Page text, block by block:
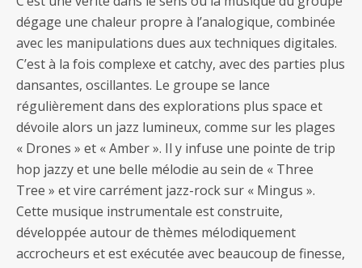
dégage une chaleur propre à l’analogique, combinée
avec les manipulations dues aux techniques digitales.
C’est à la fois complexe et catchy, avec des parties plus
dansantes, oscillantes. Le groupe se lance
régulièrement dans des explorations plus space et
dévoile alors un jazz lumineux, comme sur les plages
« Drones » et « Amber ». Il y infuse une pointe de trip
hop jazzy et une belle mélodie au sein de « Three
Tree » et vire carrément jazz-rock sur « Mingus ».
Cette musique instrumentale est construite,
développée autour de thèmes mélodiquement
accrocheurs et est exécutée avec beaucoup de finesse,